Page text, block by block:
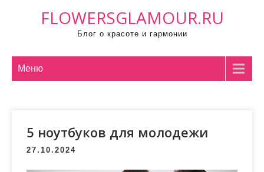
FLOWERSGLAMOUR.RU
Блог о красоте и гармонии
Меню
5 ноутбуков для молодежи
27.10.2024